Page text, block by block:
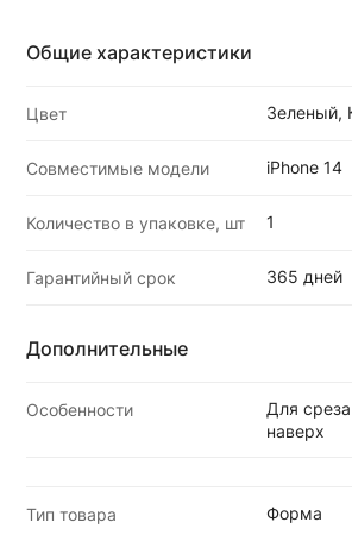
Общие характеристики
Цвет Зеленый,
Совместимые модели iPhone 14
Количество в упаковке, шт 1
Гарантийный срок 365 дней
Дополнительные
Особенности
Для
наверх
Тип товара Форма